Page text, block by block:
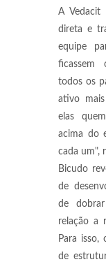
A Vedacit
direta e
equipe
ficassem
todos os
ativo
elas
acima do
cada um",
Bicudo
de
de
relação a
Para isso,
de